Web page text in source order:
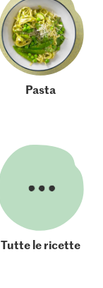
Pasta
Tutte le ricette